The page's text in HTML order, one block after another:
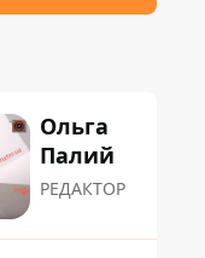
Ольга
Палий
РЕДАКТОР